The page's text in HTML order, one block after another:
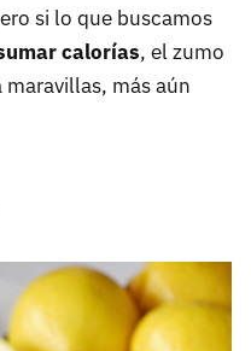
si lo que buscamos
calorías, el zumo
más aún